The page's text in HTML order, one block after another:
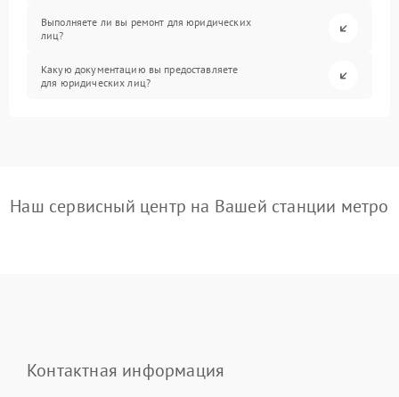
Выполняете ли вы ремонт для юридических
лиц?
Какую документацию вы предоставляете
для юридических лиц?
Наш сервисный центр на Вашей станции метро
Контактная информация